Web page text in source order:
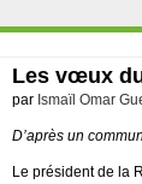
Les vœux
par Ismaïl Omar
D’après un
Le président de la